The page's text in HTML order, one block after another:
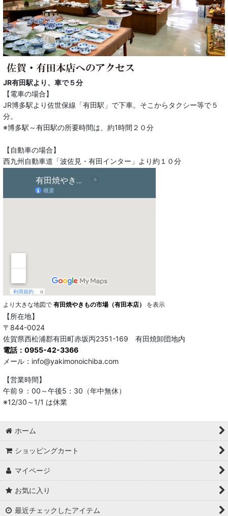
JR有田駅より、車で５分
【電車の場合】
JR博多駅より佐世保線「有田駅」で下車。そこからタクシー等で５
分。
※博多駅～有田駅の所要時間は、約1時間２０分
【自動車の場合】
西九州自動車道「波佐見・有田インター」より約１０分
より大きな地図で 有田焼やきもの市場（有田本店） を表示
【所在地】
〒844-0024
佐賀県西松浦郡有田町赤坂丙2351-169 有田焼卸団地内
電話：0955-42-3366
メール：info@yakimonoichiba.com
【営業時間】
午前９：00～午後5：30（年中無休）
※12/30～1/1 は休業
ホーム
ショッピングカート
マイページ
お気に入り
最近チェックしたアイテム